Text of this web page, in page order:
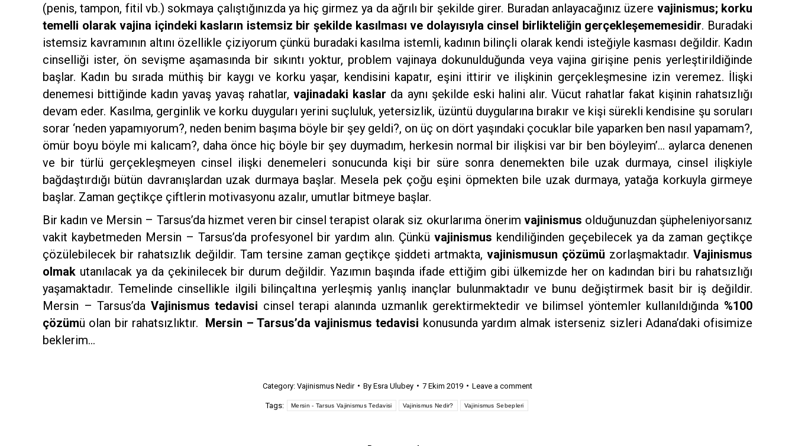
(penis, tampon, fitil vb.) sokmaya çalıştığınızda ya hiç girmez ya da ağrılı bir şekilde girer. Buradan anlayacağınız üzere vajinismus; korku
temelli olarak vajina içindeki kasların istemsiz bir şekilde kasılması ve dolayısıyla cinsel birlikteliğin gerçekleşememesidir. Buradaki
istemsiz kavramının altını özellikle çiziyorum çünkü buradaki kasılma istemli, kadının bilinçli olarak kendi isteğiyle kasması değildir. Kadın
cinselliği ister, ön sevişme aşamasında bir sıkıntı yoktur, problem vajinaya dokunulduğunda veya vajina girişine penis yerleştirildiğinde
başlar. Kadın bu sırada müthiş bir kaygı ve korku yaşar, kendisini kapatır, eşini ittirir ve ilişkinin gerçekleşmesine izin veremez. İlişki
denemesi bittiğinde kadın yavaş yavaş rahatlar,vajinadaki kaslar da aynı şekilde eski halini alır. Vücut rahatlar fakat kişinin rahatsızlığı
devam eder. Kasılma, gerginlik ve korku duyguları yerini suçluluk, yetersizlik, üzüntü duygularına bırakır ve kişi sürekli kendisine şu soruları
sorar ‘neden yapamıyorum?, neden benim başıma böyle bir şey geldi?, on üç on dört yaşındaki çocuklar bile yaparken ben nasıl yapamam?,
ömür boyu böyle mi kalıcam?, daha önce hiç böyle bir şey duymadım, herkesin normal bir ilişkisi var bir ben böyleyim’… aylarca denenen
ve bir türlü gerçekleşmeyen cinsel ilişki denemeleri sonucunda kişi bir süre sonra denemekten bile uzak durmaya, cinsel ilişkiyle
bağdaştırdığı bütün davranışlardan uzak durmaya başlar. Mesela pek çoğu eşini öpmekten bile uzak durmaya, yatağa korkuyla girmeye
başlar. Zaman geçtikçe çiftlerin motivasyonu azalır, umutlar bitmeye başlar.
Bir kadın ve Mersin – Tarsus’da hizmet veren bir cinsel terapist olarak siz okurlarıma önerim vajinismus olduğunuzdan şüpheleniyorsanız
vakit kaybetmeden Mersin – Tarsus’da profesyonel bir yardım alın. Çünkü vajinismus kendiliğinden geçebilecek ya da zaman geçtikçe
çözülebilecek bir rahatsızlık değildir. Tam tersine zaman geçtikçe şiddeti artmakta,vajinismusun çözümü zorlaşmaktadır.Vajinismus
olmak utanılacak ya da çekinilecek bir durum değildir. Yazımın başında ifade ettiğim gibi ülkemizde her on kadından biri bu rahatsızlığı
yaşamaktadır. Temelinde cinsellikle ilgili bilinçaltına yerleşmiş yanlış inançlar bulunmaktadır ve bunu değiştirmek basit bir iş değildir.
Mersin – Tarsus’da Vajinismus tedavisi cinsel terapi alanında uzmanlık gerektirmektedir ve bilimsel yöntemler kullanıldığında %100
çözümü olan bir rahatsızlıktır. Mersin – Tarsus’da vajinismus tedavisi konusunda yardım almak isterseniz sizleri Adana’daki ofisimize
beklerim…
Category: Vajinismus Nedir By Esra Ulubey 7 Ekim 2019 Leave a comment
Tags: Mersin - Tarsus Vajinismus Tedavisi Vajinismus Nedir? Vajinismus Sebepleri